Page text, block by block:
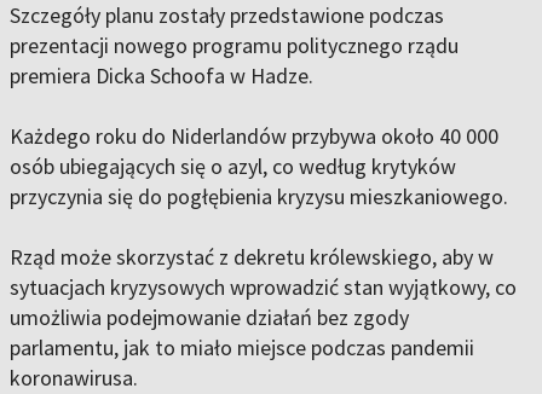
Szczegóły planu zostały przedstawione podczas
prezentacji nowego programu politycznego rządu
premiera Dicka Schoofa w Hadze.
Każdego roku do Niderlandów przybywa około 40 000
osób ubiegających się o azyl, co według krytyków
przyczynia się do pogłębienia kryzysu mieszkaniowego.
Rząd może skorzystać z dekretu królewskiego, aby w
sytuacjach kryzysowych wprowadzić stan wyjątkowy, co
umożliwia podejmowanie działań bez zgody
parlamentu, jak to miało miejsce podczas pandemii
koronawirusa.